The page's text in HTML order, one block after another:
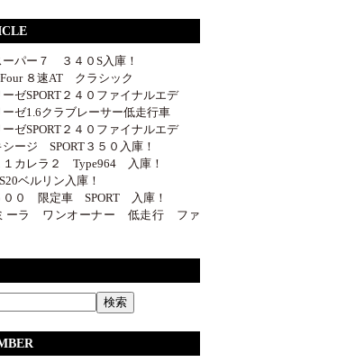
ーパー７ ３４０S入庫！
８速AT クラシック
ゼSPORT２４０ファイナルエデ
ーゼ1.6クラブレーサー低走行車
ゼSPORT２４０ファイナルエデ
シージ SPORT３５０入庫！
１カレラ２ Type964 入庫！
ベルリン入庫！
００ 限定車 SPORT 入庫！
ーラ ワンオーナー 低走行 ファ